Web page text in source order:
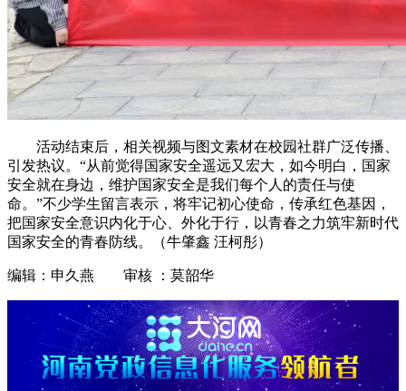
活动结束后，相关视频与图文素材在校园社群广泛传播、
引发热议。“从前觉得国家安全遥远又宏大，如今明白，国家
安全就在身边，维护国家安全是我们每个人的责任与使
命。”不少学生留言表示，将牢记初心使命，传承红色基因，
把国家安全意识内化于心、外化于行，以青春之力筑牢新时代
国家安全的青春防线。（牛肇鑫 汪柯彤）
编辑：申久燕 审核 ：莫韶华